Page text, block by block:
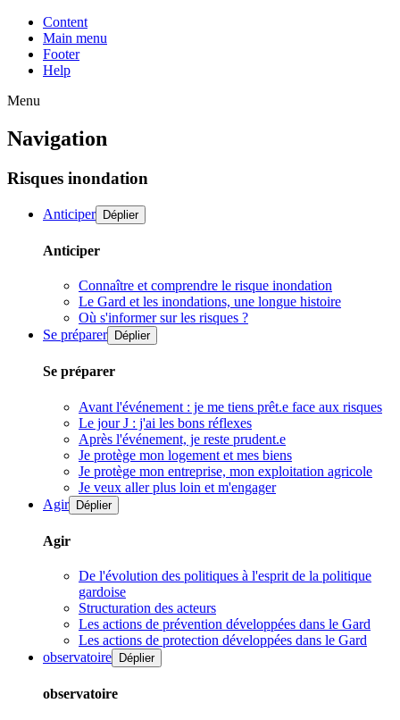
Content
Main menu
Footer
Help
Menu
Navigation
Risques inondation
Anticiper Déplier
Anticiper
Connaître et comprendre le risque inondation
Le Gard et les inondations, une longue histoire
Où s'informer sur les risques ?
Se préparer
Déplier
Se préparer
Avant l'événement : je me tiens prêt.e face aux risques
Le jour J : j'ai les bons réflexes
Après l'événement, je reste prudent.e
Je protège mon logement et mes biens
Je protège mon entreprise, mon exploitation agricole
Je veux aller plus loin et m'engager
Agir Déplier
Agir
De l'évolution des politiques à l'esprit de la politique
gardoise
Structuration des acteurs
Les actions de prévention développées dans le Gard
Les actions de protection développées dans le Gard
observatoire
Déplier
observatoire